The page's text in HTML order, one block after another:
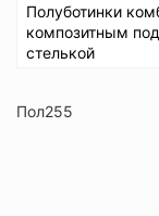
Полуботинки
композитным
стелькой
Пол255